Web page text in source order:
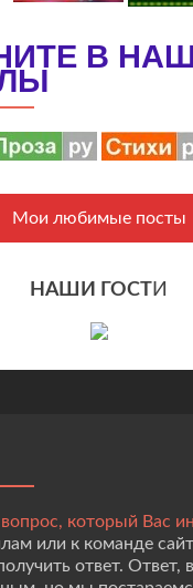
В
Мои любимые посты
НАШИ ГОСТИ
который Вас
или к команде
ответ. Ответ,